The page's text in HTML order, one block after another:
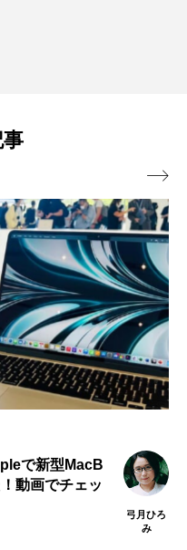
事
で新型MacB
動画でチェッ
弓月ひろ
み
